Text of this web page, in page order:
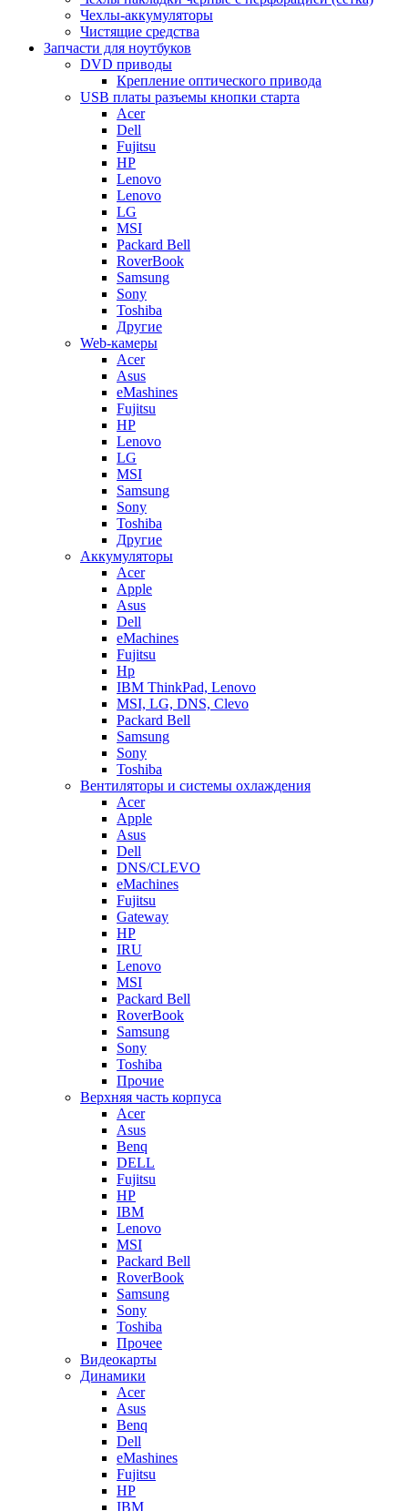
Чехлы-аккумуляторы
Чистящие средства
Запчасти для ноутбуков
DVD приводы
Крепление оптического привода
USB платы разъемы кнопки старта
Acer
Dell
Fujitsu
HP
Lenovo
Lenovo
LG
MSI
Packard Bell
RoverBook
Samsung
Sony
Toshiba
Другие
Web-камеры
Acer
Asus
eMashines
Fujitsu
HP
Lenovo
LG
MSI
Samsung
Sony
Toshiba
Другие
Аккумуляторы
Acer
Apple
Asus
Dell
eMachines
Fujitsu
Hp
IBM ThinkPad, Lenovo
MSI, LG, DNS, Clevo
Packard Bell
Samsung
Sony
Toshiba
Вентиляторы и системы охлаждения
Acer
Apple
Asus
Dell
DNS/CLEVO
eMachines
Fujitsu
Gateway
HP
IRU
Lenovo
MSI
Packard Bell
RoverBook
Samsung
Sony
Toshiba
Прочие
Верхняя часть корпуса
Acer
Asus
Benq
DELL
Fujitsu
HP
IBM
Lenovo
MSI
Packard Bell
RoverBook
Samsung
Sony
Toshiba
Прочее
Видеокарты
Динамики
Acer
Asus
Benq
Dell
eMashines
Fujitsu
HP
IBM